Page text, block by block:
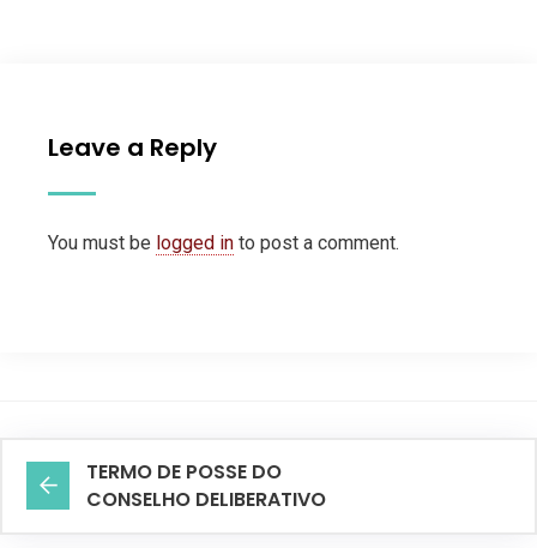
Leave a Reply
You must be logged in to post a comment.
TERMO DE POSSE DO
CONSELHO DELIBERATIVO